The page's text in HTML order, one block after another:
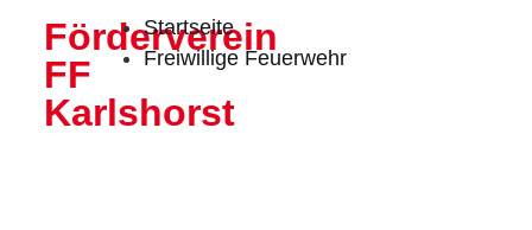
Förderverein
FF
Karlshorst
Startseite
Freiwillige Feuerwehr